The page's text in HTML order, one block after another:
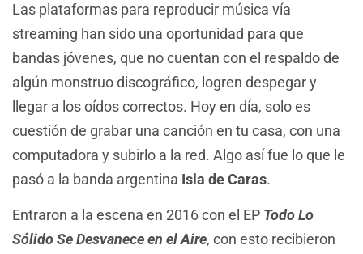
Las plataformas para reproducir música vía
streaming han sido una oportunidad para que
bandas jóvenes, que no cuentan con el respaldo de
algún monstruo discográfico, logren despegar y
llegar a los oídos correctos. Hoy en día, solo es
cuestión de grabar una canción en tu casa, con una
computadora y subirlo a la red. Algo así fue lo que le
pasó a la banda argentina Isla de Caras.
Entraron a la escena en 2016 con el EP Todo Lo
Sólido Se Desvanece en el Aire, con esto recibieron